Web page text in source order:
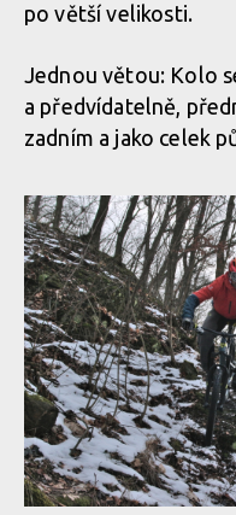
po větší velikosti.
Jednou větou: Kolo
a předvídatelně,
zadním a jako celek